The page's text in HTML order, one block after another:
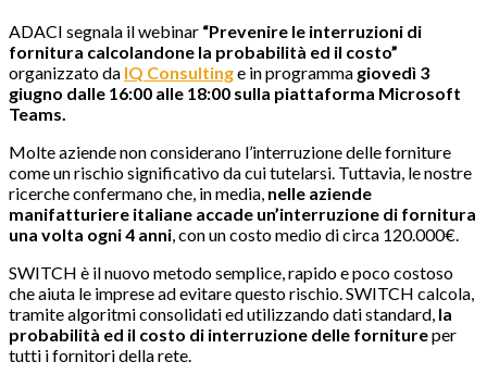
ADACI segnala il webinar “Prevenire le interruzioni di
fornitura calcolandone la probabilità ed il costo”
organizzato da IQ Consultinge in programma giovedì 3
giugno dalle 16:00 alle 18:00 sulla piattaforma Microsoft
Teams.
Molte aziende non considerano l’interruzione delle forniture
come un rischio significativo da cui tutelarsi. Tuttavia, le nostre
ricerche confermano che, in media, nelle aziende
manifatturiere italiane accade un’interruzione di fornitura
una volta ogni 4 anni, con un costo medio di circa 120.000€.
SWITCH è il nuovo metodo semplice, rapido e poco costoso
che aiuta le imprese ad evitare questo rischio. SWITCH calcola,
tramite algoritmi consolidati ed utilizzando dati standard, la
probabilità ed il costo di interruzione delle fornitureper
tutti i fornitori della rete.